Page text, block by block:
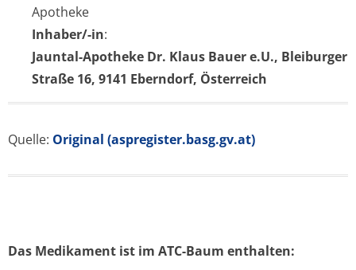
Apotheke
Inhaber/-in:
Jauntal-Apotheke Dr. Klaus Bauer e.U., Bleiburger
Straße 16, 9141 Eberndorf, Österreich
Quelle: Original (aspregister.basg.gv.at)
Das Medikament ist im ATC-Baum enthalten: